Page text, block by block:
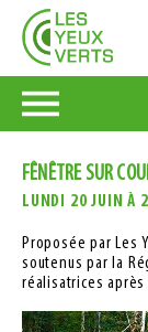
FÊNÊTRE SUR
LUNDI 20 JUIN À
Proposée par Les
soutenus par la
réalisatrices